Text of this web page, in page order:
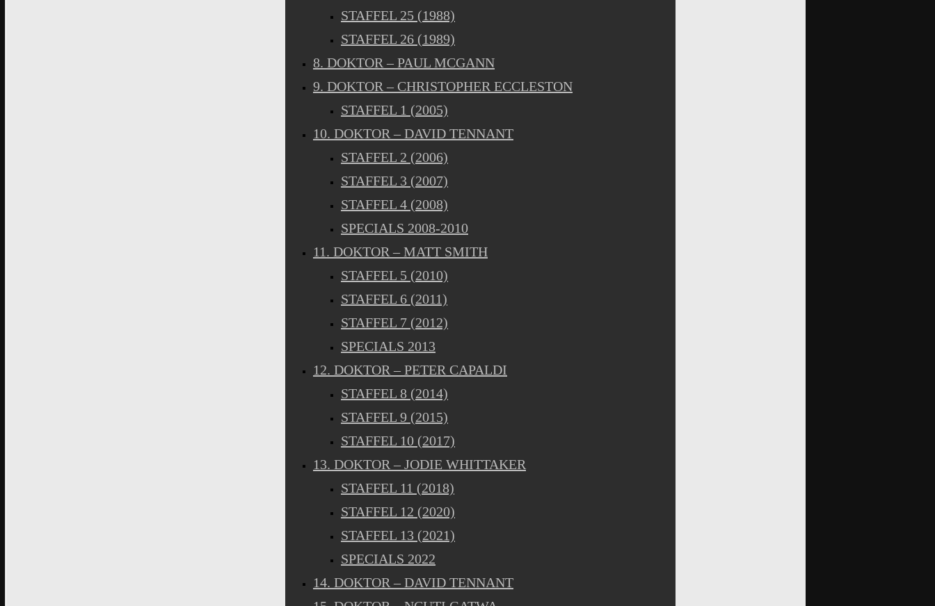
STAFFEL 25 (1988)
STAFFEL 26 (1989)
8. DOKTOR – PAUL MCGANN
9. DOKTOR – CHRISTOPHER ECCLESTON
STAFFEL 1 (2005)
10. DOKTOR – DAVID TENNANT
STAFFEL 2 (2006)
STAFFEL 3 (2007)
STAFFEL 4 (2008)
SPECIALS 2008-2010
11. DOKTOR – MATT SMITH
STAFFEL 5 (2010)
STAFFEL 6 (2011)
STAFFEL 7 (2012)
SPECIALS 2013
12. DOKTOR – PETER CAPALDI
STAFFEL 8 (2014)
STAFFEL 9 (2015)
STAFFEL 10 (2017)
13. DOKTOR – JODIE WHITTAKER
STAFFEL 11 (2018)
STAFFEL 12 (2020)
STAFFEL 13 (2021)
SPECIALS 2022
14. DOKTOR – DAVID TENNANT